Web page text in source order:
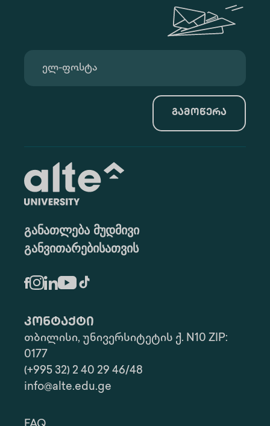
გამოწერა
განათლება მუდმივი
განვითარებისათვის
კონტაქტი
თბილისი, უნივერსიტეტის ქ. N10 ZIP:
0177
(+995 32) 2 40 29 46/48
info@alte.edu.ge